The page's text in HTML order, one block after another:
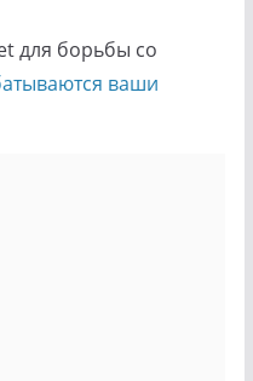
для борьбы со
ваши